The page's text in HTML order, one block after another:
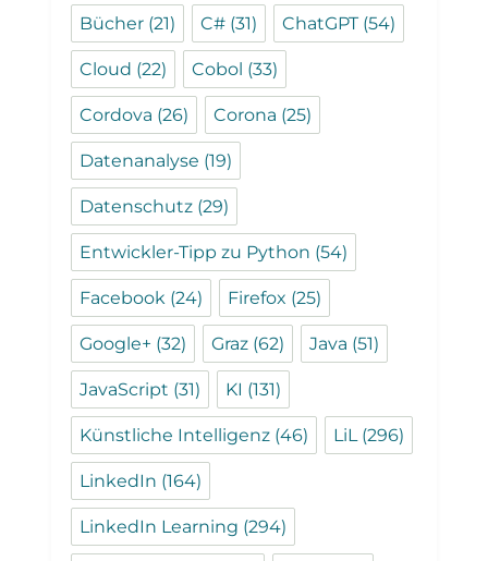
Bücher (21) C# (31) ChatGPT(54)
Cloud (22) Cobol (33)
Cordova (26) Corona (25)
Datenanalyse (19)
Datenschutz (29)
Entwickler-Tipp zu Python (54)
Facebook (24) Firefox (25)
Google+ (32) Graz (62) Java (51)
JavaScript (31) KI (131)
Künstliche Intelligenz (46) LiL(296)
LinkedIn (164)
LinkedIn Learning (294)